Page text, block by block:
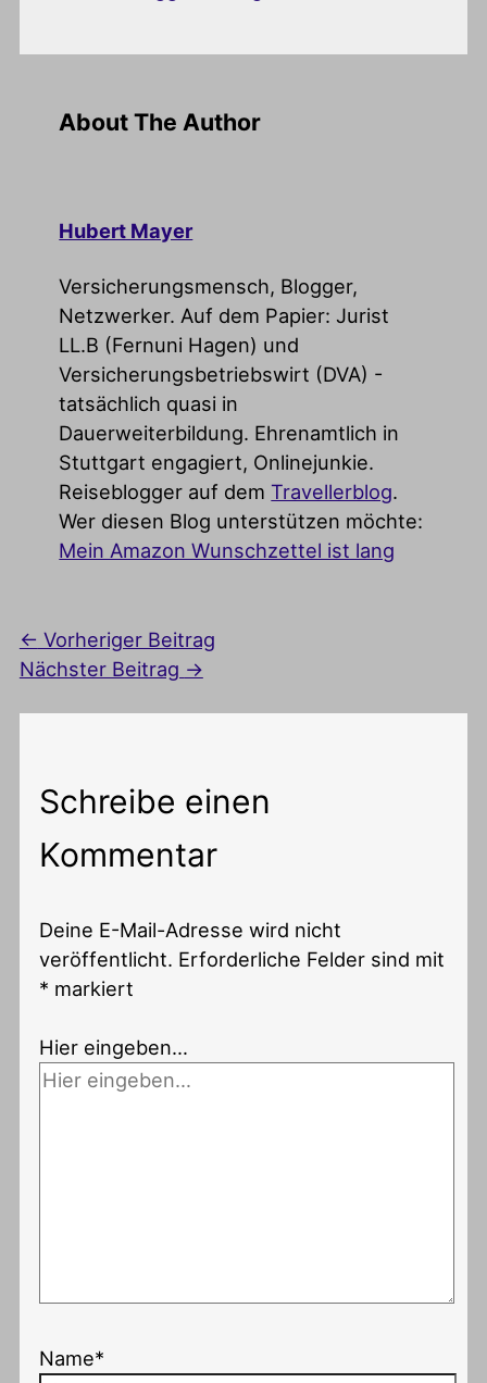
About The Author
Hubert Mayer
Versicherungsmensch, Blogger,
Netzwerker. Auf dem Papier: Jurist
LL.B (Fernuni Hagen) und
Versicherungsbetriebswirt (DVA) -
tatsächlich quasi in
Dauerweiterbildung. Ehrenamtlich in
Stuttgart engagiert, Onlinejunkie.
Reiseblogger auf dem Travellerblog.
Wer diesen Blog unterstützen möchte:
Mein Amazon Wunschzettel ist lang
← Vorheriger Beitrag
Nächster Beitrag →
Schreibe einen
Kommentar
Deine E-Mail-Adresse wird nicht
veröffentlicht. Erforderliche Felder sind mit
* markiert
Hier eingeben…
Name*